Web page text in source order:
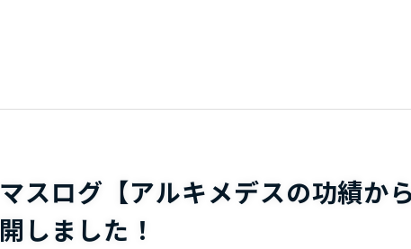
マスログ【アルキメデスの功績か
開しました！